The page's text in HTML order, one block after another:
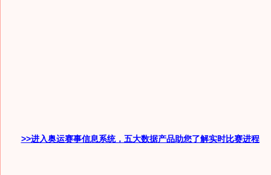
>>进入奥运赛事信息系统，五大数据产品助您了解实时比赛进程